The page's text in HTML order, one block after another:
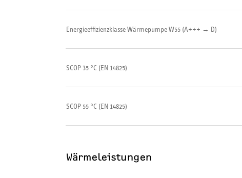
Energieeffizienzklasse Wärmepumpe W55 (A+++ → D)
SCOP 35 °C (EN 14825)
SCOP 55 °C (EN 14825)
Wärmeleistungen